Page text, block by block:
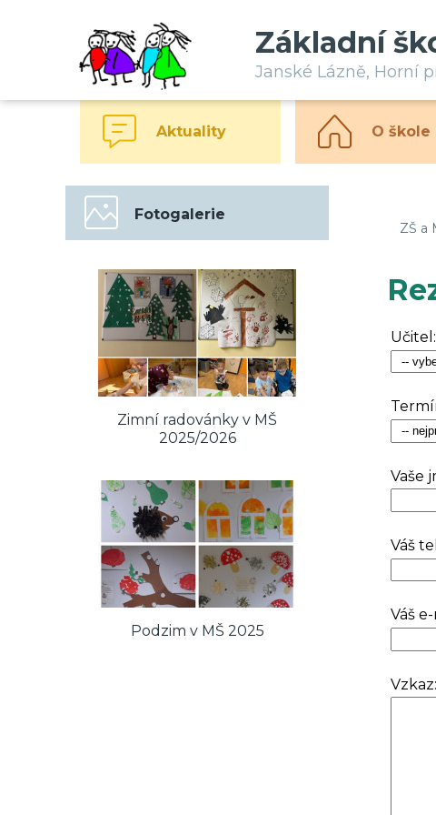
Základní
Janské Lázně, Horní
Aktuality O škole
ZŠ a
Učitel:
Vaše
Váš
Váš
Vzkaz:
Fotogalerie
Zimní radovánky v MŠ
2025/2026
Podzim v MŠ 2025